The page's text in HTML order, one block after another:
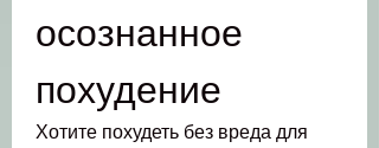
осознанное
похудение
Хотите похудеть без вреда для